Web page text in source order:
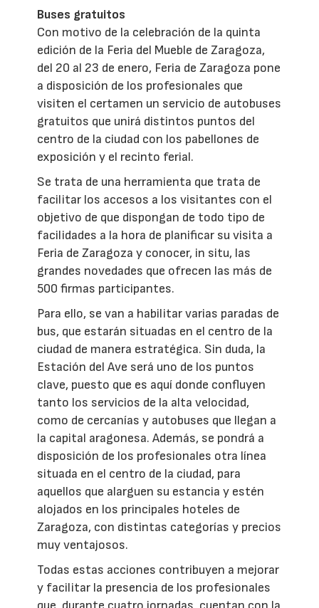
Buses gratuitos
Con motivo de la celebración de la quinta
edición de la Feria del Mueble de Zaragoza,
del 20 al 23 de enero, Feria de Zaragoza pone
a disposición de los profesionales que
visiten el certamen un servicio de autobuses
gratuitos que unirá distintos puntos del
centro de la ciudad con los pabellones de
exposición y el recinto ferial.
Se trata de una herramienta que trata de
facilitar los accesos a los visitantes con el
objetivo de que dispongan de todo tipo de
facilidades a la hora de planificar su visita a
Feria de Zaragoza y conocer, in situ, las
grandes novedades que ofrecen las más de
500 firmas participantes.
Para ello, se van a habilitar varias paradas de
bus, que estarán situadas en el centro de la
ciudad de manera estratégica. Sin duda, la
Estación del Ave será uno de los puntos
clave, puesto que es aquí donde confluyen
tanto los servicios de la alta velocidad,
como de cercanías y autobuses que llegan a
la capital aragonesa. Además, se pondrá a
disposición de los profesionales otra línea
situada en el centro de la ciudad, para
aquellos que alarguen su estancia y estén
alojados en los principales hoteles de
Zaragoza, con distintas categorías y precios
muy ventajosos.
Todas estas acciones contribuyen a mejorar
y facilitar la presencia de los profesionales